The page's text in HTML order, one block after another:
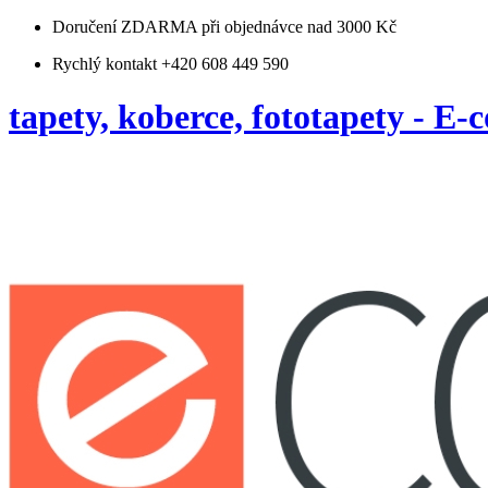
Doručení ZDARMA při objednávce nad 3000 Kč
Rychlý kontakt +420 608 449 590
tapety, koberce, fototapety - E-